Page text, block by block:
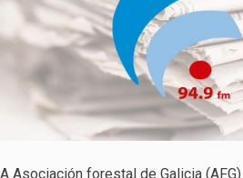
A Asociación forestal de Galicia